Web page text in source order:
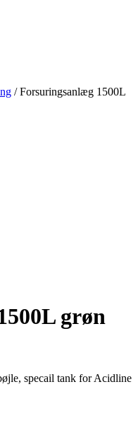
/ Forsuringsanlæg 1500L
grøn
specail tank for Acidline